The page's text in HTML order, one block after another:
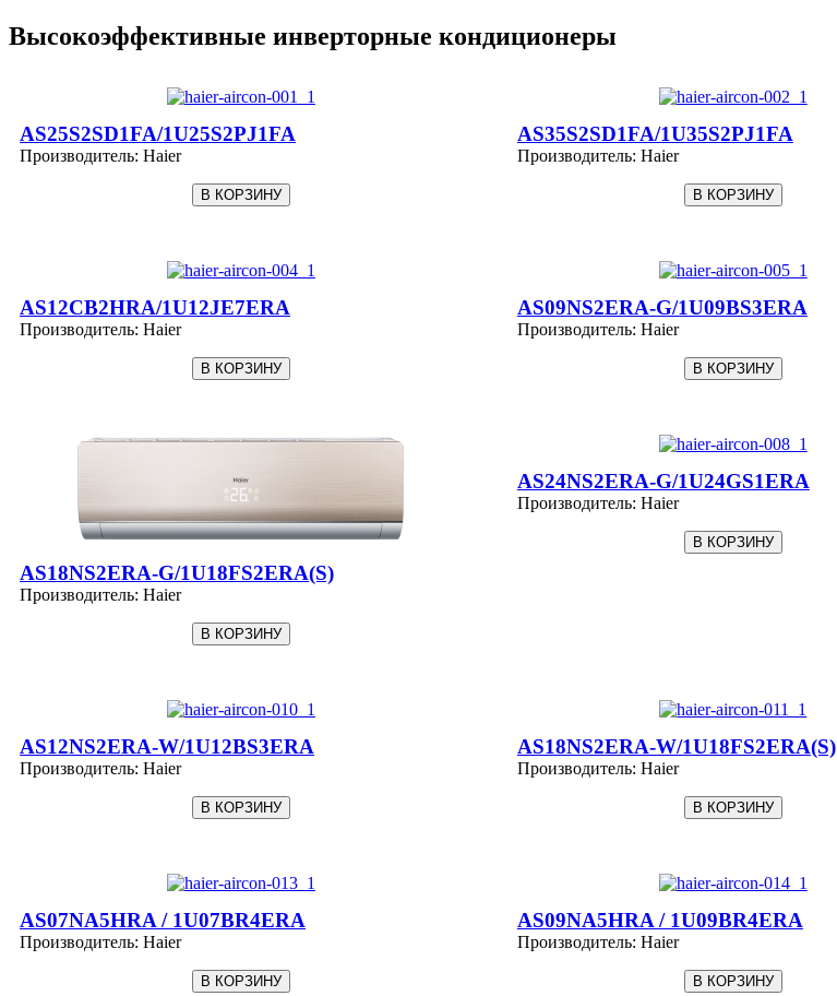
Высокоэффективные инверторные кондиционеры
AS25S2SD1FA/1U25S2PJ1FA
Производитель: Haier
AS35S2SD1FA/1U35S2PJ1FA
Производитель: Haier
AS12CB2HRA/1U12JE7ERA
Производитель: Haier
AS09NS2ERA-G/1U09BS3ERA
Производитель: Haier
AS18NS2ERA-G/1U18FS2ERA(S)
Производитель: Haier
AS24NS2ERA-G/1U24GS1ERA
Производитель: Haier
AS12NS2ERA-W/1U12BS3ERA
Производитель: Haier
AS18NS2ERA-W/1U18FS2ERA(S)
Производитель: Haier
AS07NA5HRA / 1U07BR4ERA
Производитель: Haier
AS09NA5HRA / 1U09BR4ERA
Производитель: Haier